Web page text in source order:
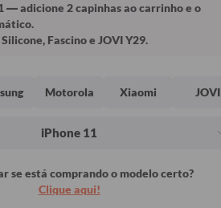
— adicione 2 capinhas ao carrinho e o
Fascino e JOVI Y29.
Motorola Xiaomi JOVI
iPhone 11
se está comprando o modelo certo?
Clique aqui!